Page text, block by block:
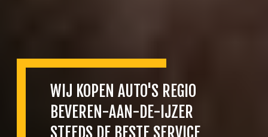
WIJ KOPEN AUTO'S REGIO
BEVEREN-AAN-DE-IJZER
STEEDS DE BESTE SERVICE